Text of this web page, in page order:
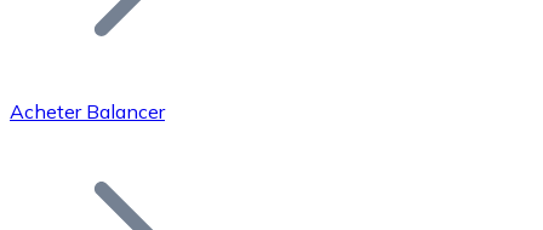
Bitcoin
Acheter Balancer